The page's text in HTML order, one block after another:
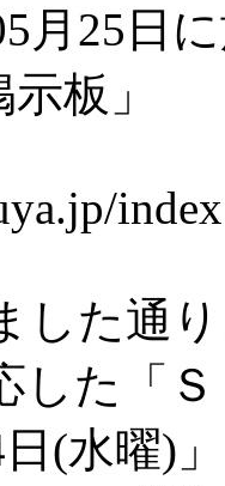
月25日
板」
した通
した「
日(水曜)